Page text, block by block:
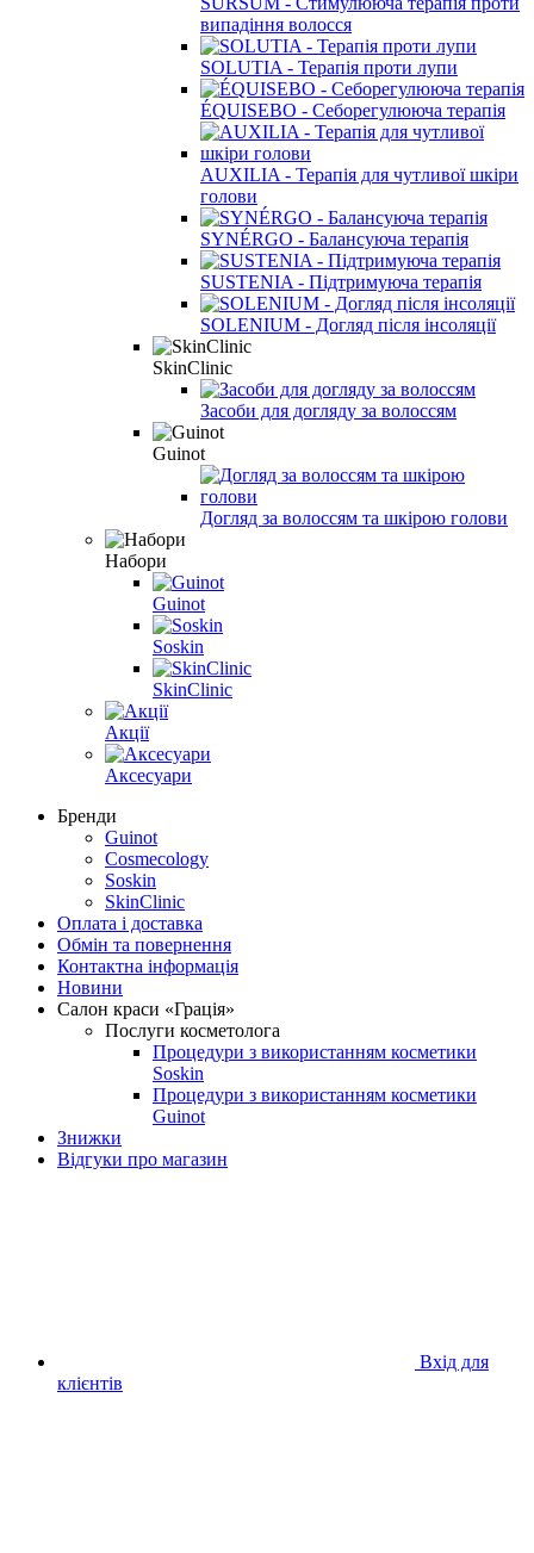
випадіння волосся
SOLUTIA - Терапія проти лупи
ÉQUISEBO - Себорегулююча терапія
AUXILIA - Терапія для чутливої шкіри
голови
SYNÉRGO - Балансуюча терапія
SUSTENIA - Підтримуюча терапія
SOLENIUM - Догляд після інсоляції
SkinClinic
Засоби для догляду за волоссям
Guinot
Догляд за волоссям та шкірою голови
Набори
Guinot
Soskin
SkinClinic
Акції
Аксесуари
Бренди
Guinot
Cosmecology
Soskin
SkinClinic
Оплата і доставка
Обмін та повернення
Контактна інформація
Новини
Салон краси «Грація»
Послуги косметолога
Процедури з використанням косметики
Soskin
Процедури з використанням косметики
Guinot
Знижки
Відгуки про магазин
Вхід для
клієнтів